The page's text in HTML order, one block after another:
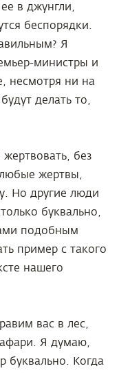
в джунгли,
беспорядки.
Я
министры и
несмотря ни на
делать то,
без
жертвы,
Но другие люди
буквально,
подобным
пример с такого
нашего
вас в лес,
Я думаю,
буквально. Когда